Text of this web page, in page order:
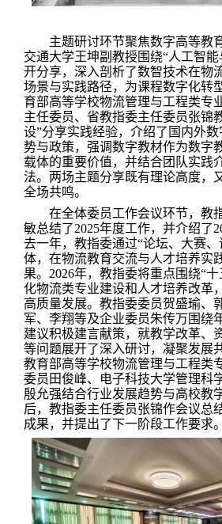
主题研讨环节聚焦数字高等教
交通大学王坤副教授围绕“人工智
开分享，深入剖析了数智技术在物
场景与实践路径，为课程数字化转
育部高等学校物流管理与工程类专
主任委员、省教指委主任委员张锦
设”分享实践经验，介绍了国内外
势与政策，强调数字教材作为数字
载体的重要价值，并结合团队实践
法。两场主题分享既有理论高度，
全场共鸣。
在全体委员工作会议环节，教
敏总结了2025年度工作，并介绍了
去一年，教指委通过“论坛、大赛、
体，在物流教育交流与人才培养实
果。2026年，教指委将重点围绕“十
化物流类专业建设和人才培养改革
高质量发展。教指委委员贺盛瑜、
军、李翔等及企业委员朱传万围绕
建议积极建言献策，就教学改革、
等问题展开了深入研讨，凝聚发展
教育部高等学校物流管理与工程类
委员田俊峰、电子科技大学管理科
殷允强结合行业发展趋势与高校教
后，教指委主任委员张锦作会议总
成果，并提出了下一阶段工作要求。